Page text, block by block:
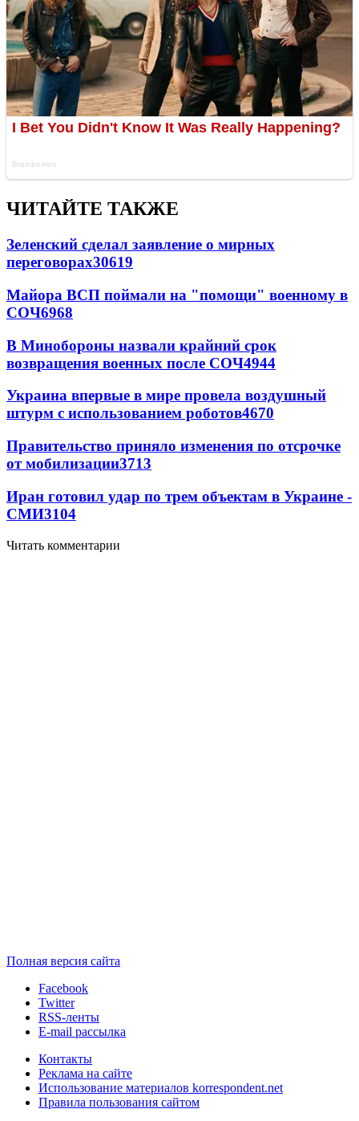
ЧИТАЙТЕ ТАКЖЕ
Зеленский сделал заявление о мирных
переговорах30619
Майора ВСП поймали на "помощи" военному в
СОЧ6968
В Минобороны назвали крайний срок
возвращения военных после СОЧ4944
Украина впервые в мире провела воздушный
штурм с использованием роботов4670
Правительство приняло изменения по отсрочке
от мобилизации3713
Иран готовил удар по трем объектам в Украине -
СМИ3104
Читать комментарии
Полная версия сайта
Facebook
Twitter
RSS-ленты
E-mail рассылка
Контакты
Реклама на сайте
Использование материалов korrespondent.net
Правила пользования сайтом